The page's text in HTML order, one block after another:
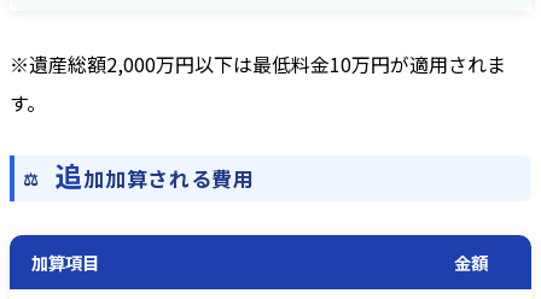
※遺産総額2,000万円以下は最低料金10万円が適用されま
す。
追加加算される費用
加算項目 金額